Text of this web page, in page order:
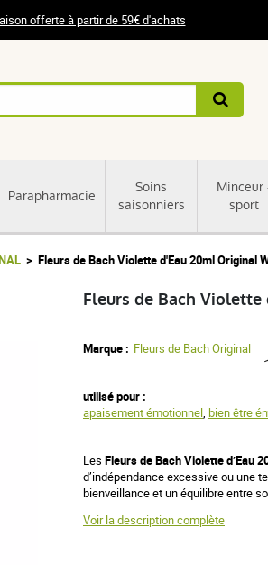
offerte à partir de 59€ d'achats
Parapharmacie
Soins
saisonniers
Minceur
sport
Fleurs de Bach Violette d'Eau 20ml Original
Fleurs de Bach
Marque : Fleurs de Bach Original
utilisé pour :
apaisement émotionnel, bien être
Les Fleurs de Bach Violette d’Eau
d’indépendance excessive ou une
bienveillance et un équilibre entre
Voir la description complète